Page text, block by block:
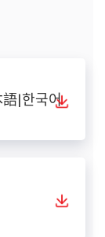
|한국어